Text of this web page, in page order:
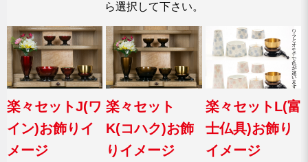
ら選択して下さい。
楽々セットJ(ワ
イン)お飾りイ
メージ
楽々セット
K(コハク)お飾
りイメージ
楽々セットL(富
士仏具)お飾り
イメージ